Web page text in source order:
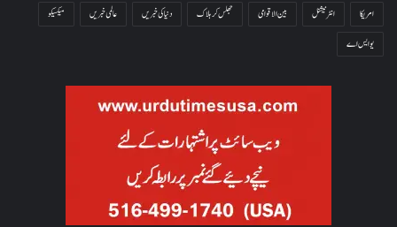
امریکا
انٹرنیشنل بین الاقوامی جھلس کر ہلاک دنیا کی خبریں عالمی خبریں
میکسیکو
یو ایس اے